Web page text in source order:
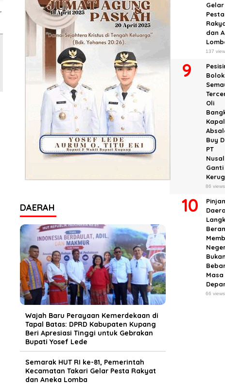
Gelar
Pesta
dan
137
Oli
Buy
PT
Ganti
86 views
Masa
66 views
,
DAERAH
Wajah Baru Perayaan Kemerdekaan di
Tapal Batas: DPRD Kabupaten Kupang
Beri Apresiasi Tinggi untuk Gebrakan
Bupati Yosef Lede
Semarak HUT RI ke-81, Pemerintah
Kecamatan Takari Gelar Pesta Rakyat
dan Aneka Lomba